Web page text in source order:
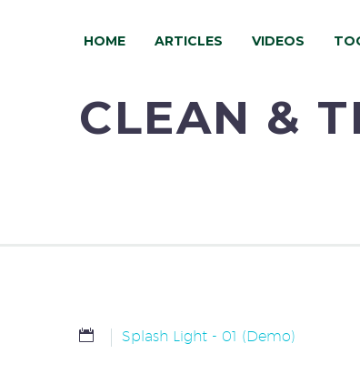
HOME ARTICLES VIDEOS
CLEAN &
Splash Light - 01 (Demo)